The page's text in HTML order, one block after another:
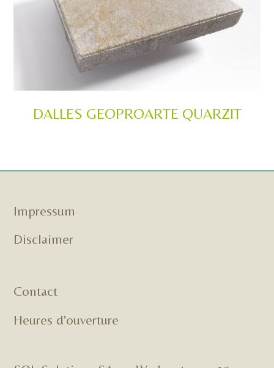
DALLES GEOPROARTE QUARZIT
Impressum
Disclaimer
Contact
Heures d'ouverture